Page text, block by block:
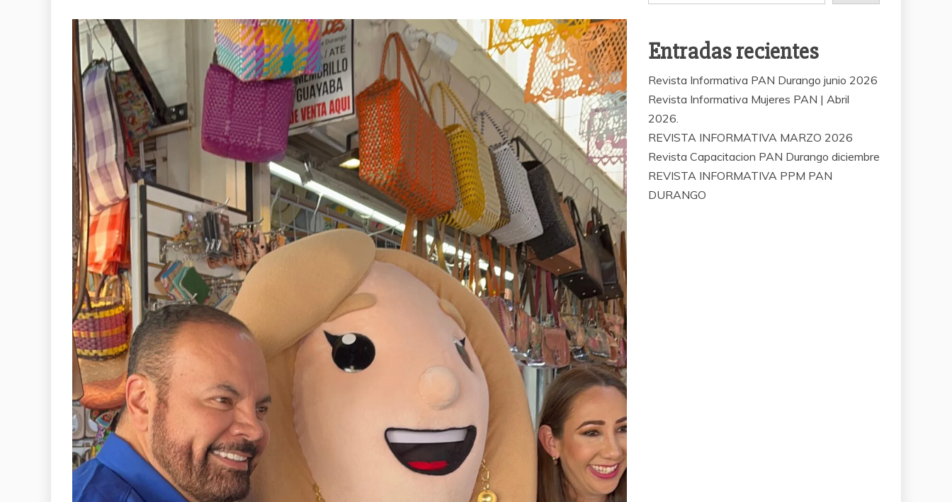
Entradas recientes
Revista Informativa PAN Durango junio 2026
Revista Informativa Mujeres PAN | Abril
2026.
REVISTA INFORMATIVA MARZO 2026
Revista Capacitacion PAN Durango diciembre
REVISTA INFORMATIVA PPM PAN
DURANGO